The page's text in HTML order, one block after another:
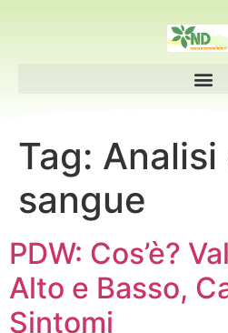
Tag: Analisi
sangue
PDW: Cos’è?
Alto e Basso,
Sintomi